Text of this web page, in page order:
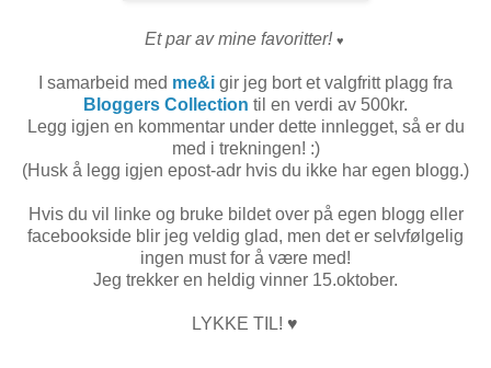
Et par av mine favoritter! ♥
I samarbeid med me&i gir jeg bort et valgfritt plagg fra
Bloggers Collection til en verdi av 500kr.
Legg igjen en kommentar under dette innlegget, så er du
med i trekningen! :)
(Husk å legg igjen epost-adr hvis du ikke har egen blogg.)
Hvis du vil linke og bruke bildet over på egen blogg eller
facebookside blir jeg veldig glad, men det er selvfølgelig
ingen must for å være med!
Jeg trekker en heldig vinner 15.oktober.
LYKKE TIL! ♥